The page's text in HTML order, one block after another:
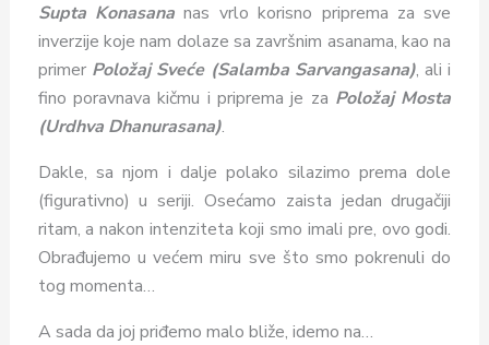
Supta Konasana nas vrlo korisno priprema za sve
inverzije koje nam dolaze sa završnim asanama, kao na
primer Položaj Sveće (Salamba Sarvangasana), ali i
fino poravnava kičmu i priprema je za Položaj Mosta
(Urdhva Dhanurasana).
Dakle, sa njom i dalje polako silazimo prema dole
(figurativno) u seriji. Osećamo zaista jedan drugačiji
ritam, a nakon intenziteta koji smo imali pre, ovo godi.
Obrađujemo u većem miru sve što smo pokrenuli do
tog momenta…
A sada da joj priđemo malo bliže, idemo na…